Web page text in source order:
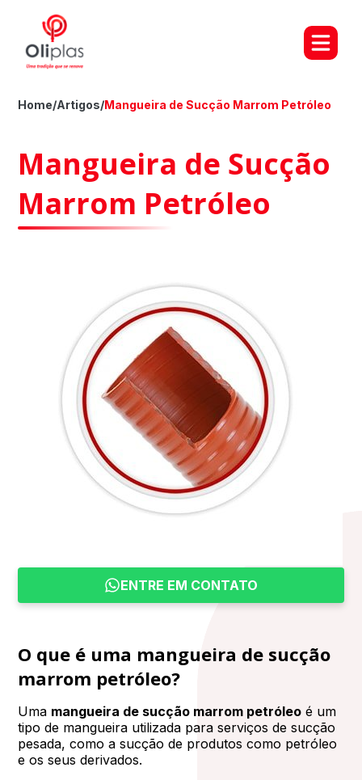
Home/Artigos/Mangueira de Sucção Marrom Petróleo
Mangueira de Sucção
Marrom Petróleo
ENTRE EM CONTATO
O que é uma mangueira de sucção
marrom petróleo?
Uma mangueira de sucção marrom petróleo é um
tipo de mangueira utilizada para serviços de sucção
pesada, como a sucção de produtos como petróleo
e os seus derivados.